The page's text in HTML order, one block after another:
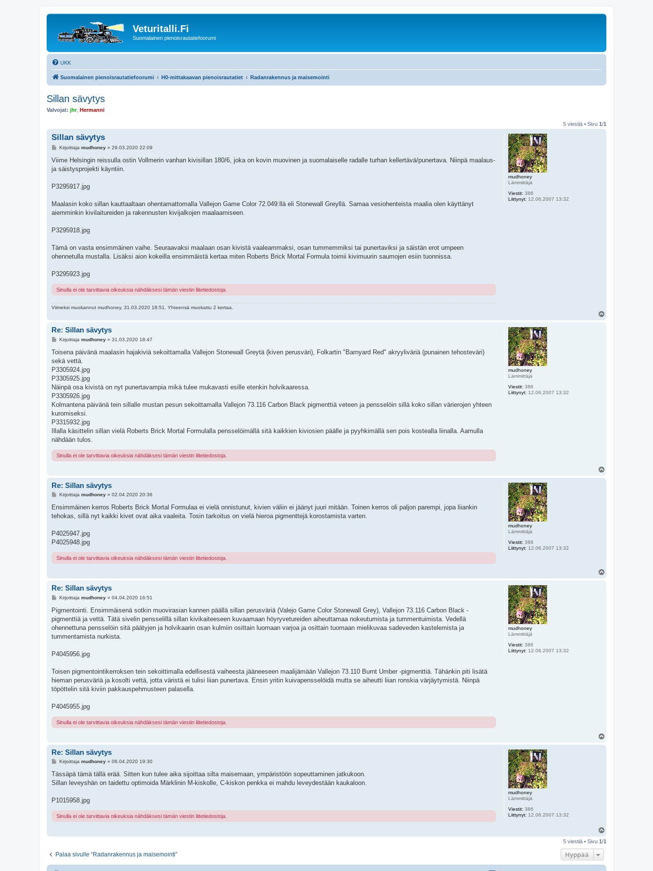
Veturitalli.Fi
Suomalainen pienoisrautatiefoorumi
UKK
Suomalainen pienoisrautatiefoorumi H0-mittakaavan pienoisrautatiet Radanrakennus ja maisemointi
Sillan sävytys
Valvojat: jhr, Hermanni
5 viestiä • Sivu 1/1
mudhoney
Lämmittäjä
Viestit: 386
Liittynyt: 12.06.2007 13:32
Sillan sävytys
V
e
t
Kirjoittaja mudhoney» 29.03.2020 22:09
Viime Helsingin reissulla ostin Vollmerin vanhan kivisillan 180/6, joka on kovin muovinen ja suomalaiselle radalle turhan kellertävä/punertava. Niinpä maalaus-
ja säistysprojekti käyntiin.
P3295917.jpg
Maalasin koko sillan kauttaaltaan ohentamattomalla Vallejon Game Color 72.049:llä eli Stonewall Greyllä. Samaa vesiohenteista maalia olen käyttänyt
aiemminkin kivilaitureiden ja rakennusten kivijalkojen maalaamiseen.
P3295918.jpg
Tämä on vasta ensimmäinen vaihe. Seuraavaksi maalaan osan kivistä vaaleammaksi, osan tummemmiksi tai punertaviksi ja säistän erot umpeen
ohennetulla mustalla. Lisäksi aion kokeilla ensimmäistä kertaa miten Roberts Brick Mortal Formula toimii kivimuurin saumojen esiin tuonnissa.
P3295923.jpg
Sinulla ei ole tarvittavia oikeuksia nähdäksesi tämän viestin liitetiedostoja.
Viimeksi muokannut mudhoney, 31.03.2020 18:51. Yhteensä muokattu 2 kertaa.
mudhoney
Lämmittäjä
Viestit: 386
Liittynyt: 12.06.2007 13:32
Re: Sillan sävytys
V
e
t
i
Kirjoittaja mudhoney» 31.03.2020 18:47
Toisena päivänä maalasin hajakiviä sekoittamalla Vallejon Stonewall Greytä (kiven perusväri), Folkartin "Barnyard Red" akryyliväriä (punainen tehosteväri)
sekä vettä.
P3305924.jpg
P3305925.jpg
Näinpä osa kivistä on nyt punertavampia mikä tulee mukavasti esille etenkin holvikaaressa.
P3305926.jpg
Kolmantena päivänä tein sillalle mustan pesun sekoittamalla Vallejon 73.116 Carbon Black pigmenttiä veteen ja pensselöin sillä koko sillan värierojen yhteen
kuromiseksi.
P3315932.jpg
Illalla käsittelin sillan vielä Roberts Brick Mortal Formulalla pensselöimällä sitä kaikkien kiviosien päälle ja pyyhkimällä sen pois kostealla liinalla. Aamulla
nähdään tulos.
Sinulla ei ole tarvittavia oikeuksia nähdäksesi tämän viestin liitetiedostoja.
mudhoney
Lämmittäjä
Viestit: 386
Liittynyt: 12.06.2007 13:32
Re: Sillan sävytys
V
e
t
Kirjoittaja mudhoney» 02.04.2020 20:36
Ensimmäinen kerros Roberts Brick Mortal Formulaa ei vielä onnistunut, kivien väliin ei jäänyt juuri mitään. Toinen kerros oli paljon parempi, jopa liiankin
tehokas, sillä nyt kaikki kivet ovat aika vaaleita. Tosin tarkoitus on vielä hieroa pigmenttejä korostamista varten.
P4025947.jpg
P4025948.jpg
Sinulla ei ole tarvittavia oikeuksia nähdäksesi tämän viestin liitetiedostoja.
mudhoney
Lämmittäjä
Viestit: 386
Liittynyt: 12.06.2007 13:32
Re: Sillan sävytys
V
e
s
t
i
Kirjoittaja mudhoney» 04.04.2020 16:51
Pigmentointi. Ensimmäisenä sotkin muovirasian kannen päällä sillan perusväriä (Valejo Game Color Stonewall Grey), Vallejon 73.116 Carbon Black -
pigmenttiä ja vettä. Tätä sivelin pensselillä sillan kivikaiteeseen kuvaamaan höyryvetureiden aiheuttamaa nokeutumista ja tummentuimista. Vedellä
ohennettuna pensselöin sitä päätyjen ja holvikaarin osan kulmiin osittain luomaan varjoa ja osittain tuomaan mielikuvaa sadeveden kastelemista ja
tummentamista nurkista.
P4045956.jpg
Toisen pigmentointikerroksen tein sekoittimalla edellisestä vaiheesta jääneeseen maalijämään Vallejon 73.110 Burnt Umber -pigmenttiä. Tähänkin piti lisätä
hieman perusväriä ja kosolti vettä, jotta väristä ei tulisi liian punertava. Ensin yritin kuivapensselöidä mutta se aiheutti liian ronskia värjäytymistä. Niinpä
töpöttelin sitä kiviin pakkauspehmusteen palasella.
P4045955.jpg
Sinulla ei ole tarvittavia oikeuksia nähdäksesi tämän viestin liitetiedostoja.
mudhoney
Lämmittäjä
Viestit: 386
Liittynyt: 12.06.2007 13:32
Re: Sillan sävytys
V
e
t
Kirjoittaja mudhoney» 06.04.2020 19:30
Tässäpä tämä tällä erää. Sitten kun tulee aika sijoittaa silta maisemaan, ympäristöön sopeuttaminen jatkukoon.
Sillan leveyshän on taidettu optimoida Märklinin M-kiskolle, C-kiskon penkka ei mahdu leveydestään kaukaloon.
P1015958.jpg
Sinulla ei ole tarvittavia oikeuksia nähdäksesi tämän viestin liitetiedostoja.
ö
5 viestiä • Sivu 1/1
Palaa sivulle “Radanrakennus ja maisemointi” Hyppää